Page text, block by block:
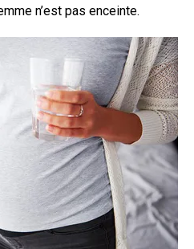
n’est pas enceinte.